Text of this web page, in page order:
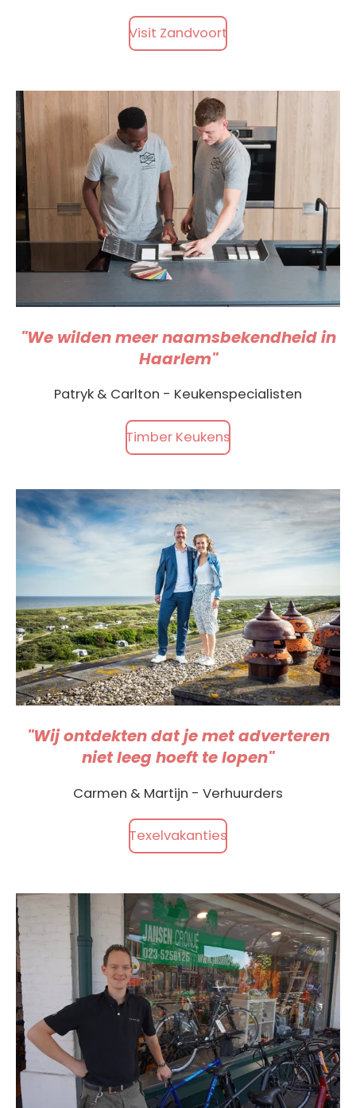
Visit Zandvoort
"We wilden meer naamsbekendheid in
Haarlem"
Patryk & Carlton - Keukenspecialisten
Timber Keukens
"Wij ontdekten dat je met adverteren
niet leeg hoeft te lopen"
Carmen & Martijn - Verhuurders
Texelvakanties